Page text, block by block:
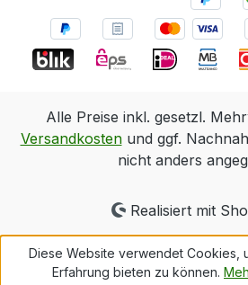
Alle Preise inkl. gesetzl.
Versandkostenund ggf.
nicht anders
Realisiert mit
Diese Website verwendet Cookies,
Erfahrung bieten zu können.